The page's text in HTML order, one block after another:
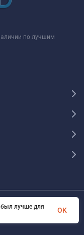
по лучшим
лучше для
OK